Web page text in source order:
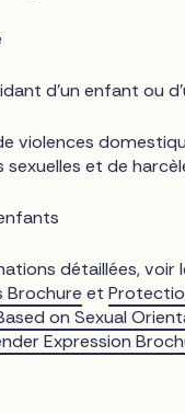
d'un enfant ou
violences
et de
détaillées, voir
Brochure et
on Sexual
Expression